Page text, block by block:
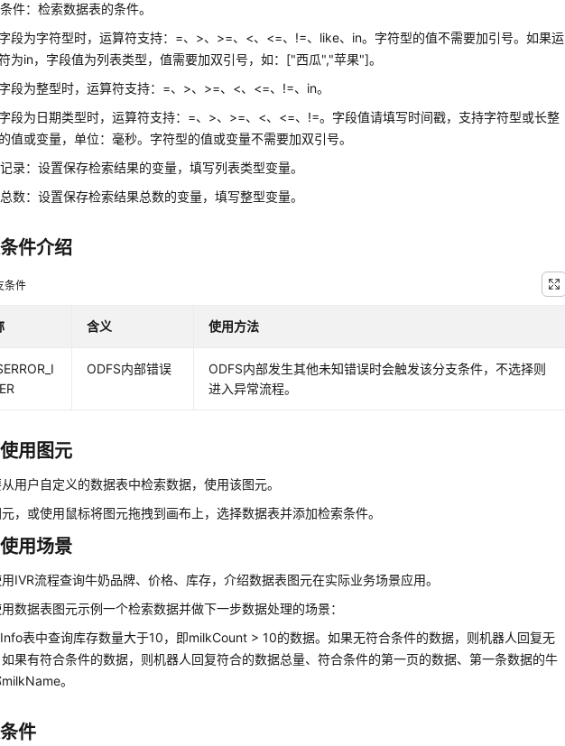
件：检索数据表的条件。
段为字符型时，运算符支持：=、>、>=、<、<=、!=、like、in。字符型的值不需要加引号。如果运
为in，字段值为列表类型，值需要加双引号，如：["西瓜","苹果"]。
段为整型时，运算符支持：=、>、>=、<、<=、!=、in。
段为日期类型时，运算符支持：=、>、>=、<、<=、!=。字段值请填写时间戳，支持字符型或长整
值或变量，单位：毫秒。字符型的值或变量不需要加双引号。
录：设置保存检索结果的变量，填写列表类型变量。
数：设置保存检索结果总数的变量，填写整型变量。
件介绍
条件
含义 使用方法
ODFS内部错误
ODFS内部发生其他未知错误时会触发该分支条件，不选择则
进入异常流程。
用图元
用户自定义的数据表中检索数据，使用该图元。
，或使用鼠标将图元拖拽到画布上，选择数据表并添加检索条件。
用场景
IVR流程查询牛奶品牌、价格、库存，介绍数据表图元在实际业务场景应用。
数据表图元示例一个检索数据并做下一步数据处理的场景：
表中查询库存数量大于10，即milkCount > 10的数据。如果无符合条件的数据，则机器人回复无
果有符合条件的数据，则机器人回复符合的数据总量、符合条件的第一页的数据、第一条数据的牛
。
件